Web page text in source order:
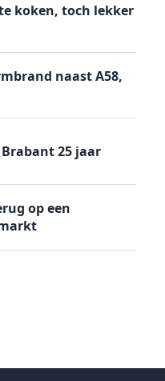
koken, toch lekker
naast A58,
25 jaar
op een